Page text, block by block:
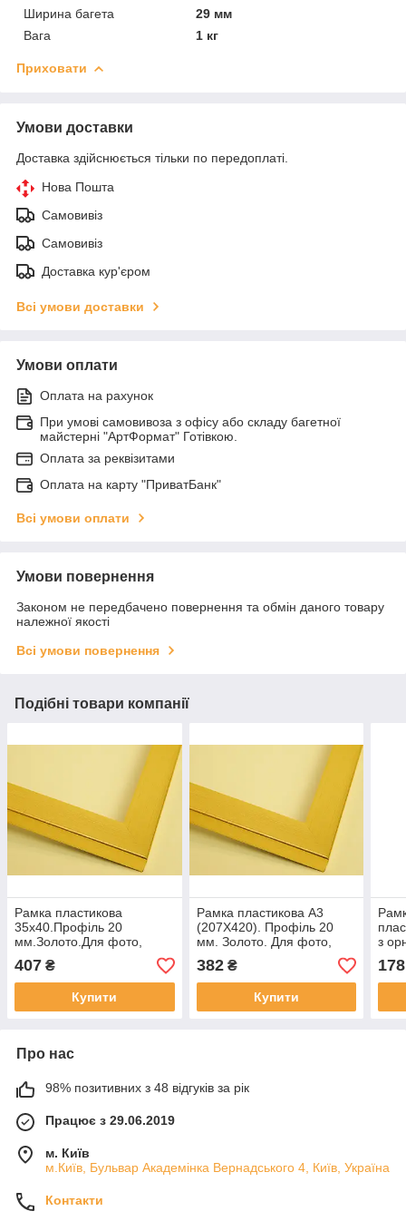
Ширина багета
29 мм
Вага
1 кг
Приховати
Умови доставки
Доставка здійснюється тільки по передоплаті.
Нова Пошта
Самовивіз
Самовивіз
Доставка кур'єром
Всі умови доставки
Умови оплати
Оплата на рахунок
При умові самовивоза з офісу або складу багетної
майстерні "АртФормат" Готівкою.
Оплата за реквізитами
Оплата на карту "ПриватБанк"
Всі умови оплати
Умови повернення
Законом не передбачено повернення та обмін даного товару
належної якості
Всі умови повернення
Подібні товари компанії
Рамка пластикова
35х40.Профіль 20
мм.Золото.Для фото,
картин, вишивок, плакатів
407 ₴
Купити
Рамка пластикова А3
(207Х420). Профіль 20
мм. Золото. Для фото,
картин, вишивок, плакатів
382₴
Купити
з
178
Про нас
98% позитивних з 48 відгуків за рік
Працює з 29.06.2019
м. Київ
м.Київ, Бульвар Академінка Вернадського 4, Київ, Україна
Контакти